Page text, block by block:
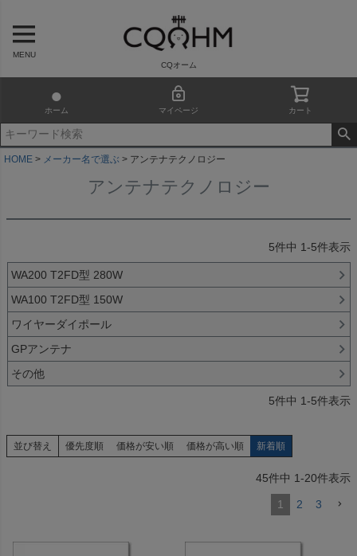
MENU
CQオーム
ホーム マイページ カート
HOME メーカー名で選ぶ アンテナテクノロジー
アンテナテクノロジー
5件中 1-5件表示
WA200 T2FD型 280W
WA100 T2FD型 150W
ワイヤーダイポール
GPアンテナ
その他
5件中 1-5件表示
並び替え 優先度順 価格が安い順 価格が高い順 新着順
45件中 1-20件表示
1 2 3